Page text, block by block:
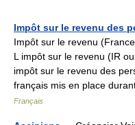
Impôt sur le revenu des
Impôt sur le revenu
L impôt sur le revenu (IR
impôt sur le revenu des
français mis en place
Français